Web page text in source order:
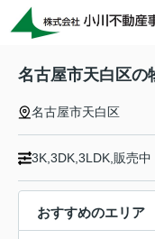
名古屋市天白区の
名古屋市天白区
3K,3DK,3LDK,販売中
おすすめのエリア